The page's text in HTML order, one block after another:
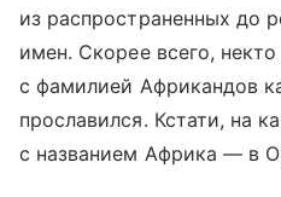
из распространенных до
имен. Скорее всего,
с фамилией Африкандов
прославился. Кстати, на
с названием Африка — в